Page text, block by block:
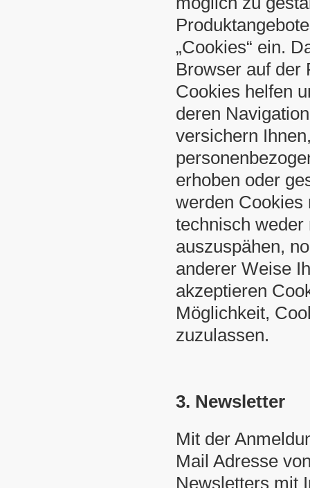
„Cookies“ ein.
Browser auf der
Cookies helfen
deren
versichern
erhoben oder
werden Cookies
technisch
auszuspähen,
anderer Weise
akzeptieren
Möglichkeit,
zuzulassen.
3. Newsletter
Mit der
Mail Adresse
Newsletters mit